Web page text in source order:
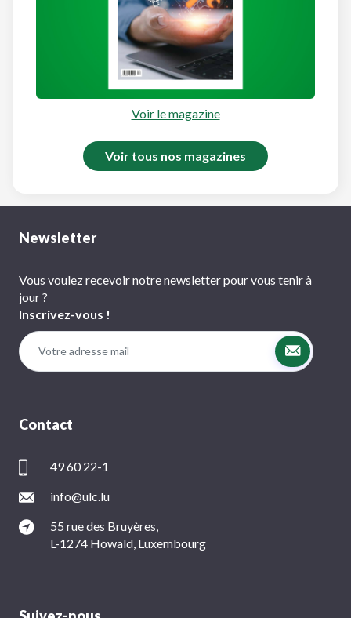
Voir le magazine
Voir tous nos magazines
Newsletter
Vous voulez recevoir notre newsletter pour vous tenir à
jour ?
Inscrivez-vous !
Contact
49 60 22-1
info@ulc.lu
55 rue des Bruyères,
L-1274 Howald, Luxembourg